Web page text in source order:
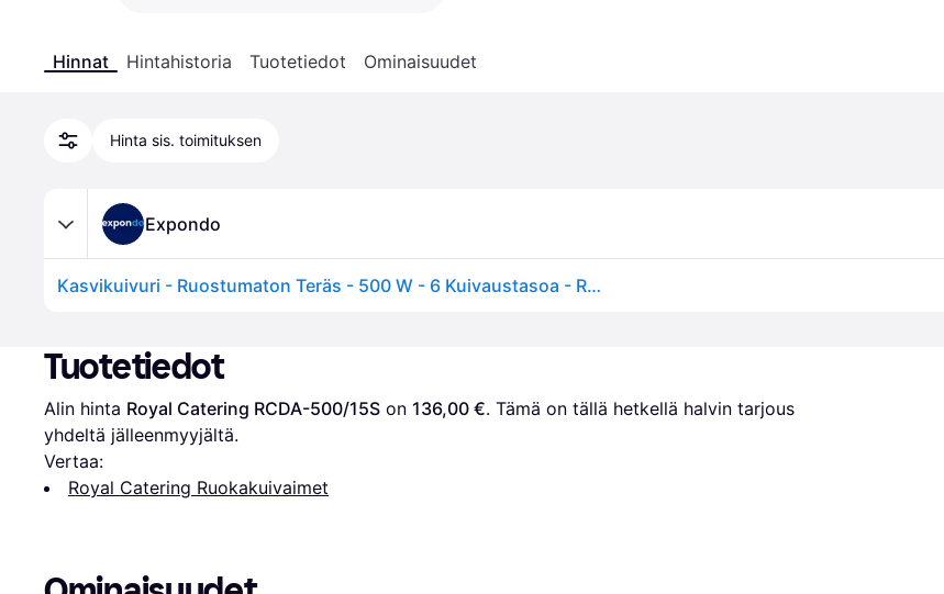
Hinnat Hintahistoria Tuotetiedot Ominaisuudet
Hinta sis. toimituksen
Expondo
Kasvikuivuri - Ruostumaton Teräs - 500 W - 6 Kuivaustasoa - Royal Catering
Tuotetiedot
Alin hinta Royal Catering RCDA-500/15S on 136,00 €. Tämä on tällä hetkellä halvin tarjous
yhdeltä jälleenmyyjältä.
Vertaa:
Royal Catering Ruokakuivaimet